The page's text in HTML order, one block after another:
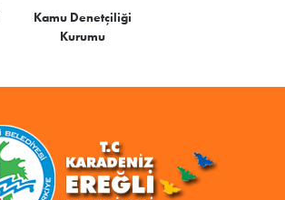
Kamu Denetçiliği
Kurumu